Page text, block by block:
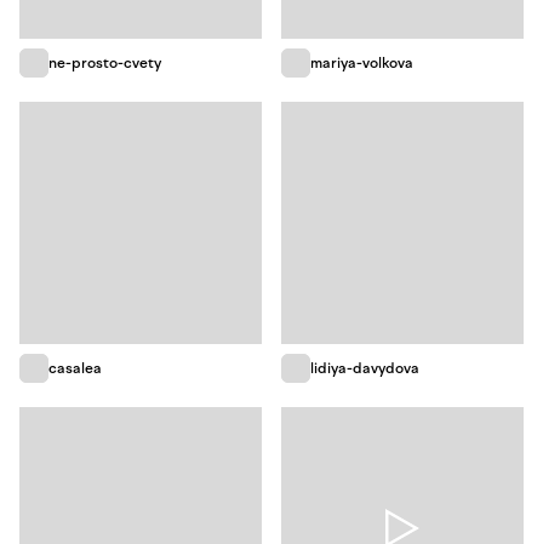
ne-prosto-cvety
casalea
mariya-volkova
lidiya-davydova